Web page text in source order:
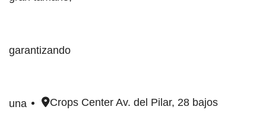
Crops Center Av. del Pilar, 28 bajos